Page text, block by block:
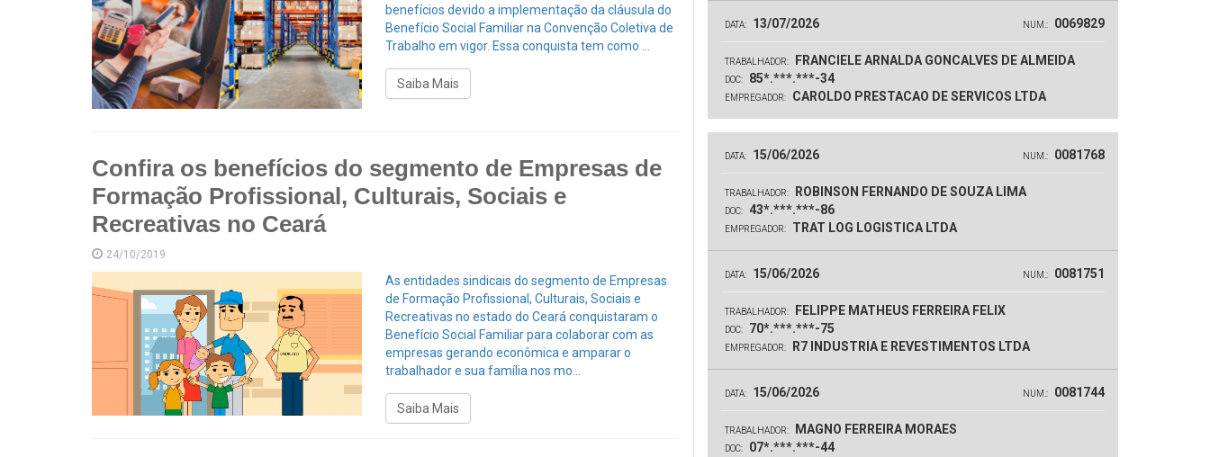
benefícios devido a implementação da cláusula do
Benefício Social Familiar na Convenção Coletiva de
Trabalho em vigor. Essa conquista tem como ...
Saiba Mais
Confira os benefícios do segmento de Empresas de
Formação Profissional, Culturais, Sociais e
Recreativas no Ceará
24/10/2019
As entidades sindicais do segmento de Empresas
de Formação Profissional, Culturais, Sociais e
Recreativas no estado do Ceará conquistaram o
Benefício Social Familiar para colaborar com as
empresas gerando econômica e amparar o
trabalhador e sua família nos mo...
Saiba Mais
DATA: 13/07/2026 NUM.: 0069829
TRABALHADOR: FRANCIELE ARNALDA GONCALVES DE ALMEIDA
DOC: 85*.***.***-34
EMPREGADOR: CAROLDO PRESTACAO DE SERVICOS LTDA
DATA: 15/06/2026 NUM.: 0081768
TRABALHADOR: ROBINSON FERNANDO DE SOUZA LIMA
DOC: 43*.***.***-86
EMPREGADOR: TRAT LOG LOGISTICA LTDA
DATA: 15/06/2026 NUM.: 0081751
TRABALHADOR: FELIPPE MATHEUS FERREIRA FELIX
DOC: 70*.***.***-75
EMPREGADOR: R7 INDUSTRIA E REVESTIMENTOS LTDA
DATA: 15/06/2026 NUM.: 0081744
TRABALHADOR: MAGNO FERREIRA MORAES
DOC: 07*.***.***-44